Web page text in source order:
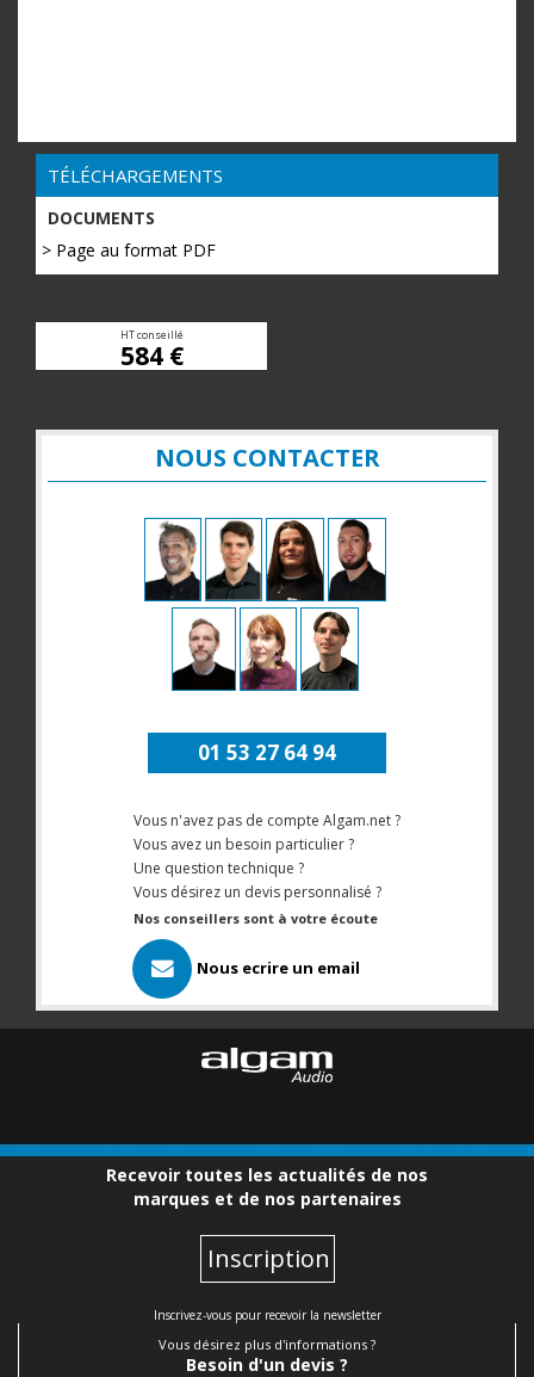
TÉLÉCHARGEMENTS
DOCUMENTS
> Page au format PDF
HT conseillé
584 €
NOUS CONTACTER
01 53 27 64 94
Vous n'avez pas de compte Algam.net ?
Vous avez un besoin particulier ?
Une question technique ?
Vous désirez un devis personnalisé ?
Nos conseillers sont à votre écoute
Nous ecrire un email
Recevoir toutes les actualités de nos
marques et de nos partenaires
Inscription
Inscrivez-vous pour recevoir la newsletter
Vous désirez plus d'informations ?
Besoin d'un devis ?